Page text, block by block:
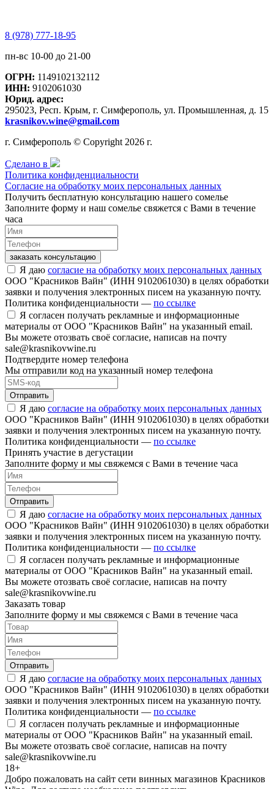
8 (978) 777-18-95
пн-вс 10-00 до 21-00
ОГРН: 1149102132112
ИНН: 9102061030
Юрид. адрес:
295023, Респ. Крым, г. Симферополь, ул. Промышленная, д. 15
krasnikov.wine@gmail.com
г. Симферополь © Copyright 2026 г.
Сделано в
Политика конфиденциальности
Согласие на обработку моих персональных данных
Получить бесплатную консультацию нашего сомелье
Заполните форму и наш сомелье свяжется с Вами в течение
часа
заказать консультацию
Я даю согласие на обработку моих персональных данных
ООО "Красников Вайн" (ИНН 9102061030) в целях обработки
заявки и получения электронных писем на указанную почту.
Политика конфиденциальности — по ссылке
Я согласен получать рекламные и информационные
материалы от ООО "Красников Вайн" на указанный email.
Вы можете отозвать своё согласие, написав на почту
sale@krasnikovwine.ru
Подтвердите номер телефона
Мы отправили код на указанный номер телефона
Отправить
Я даю согласие на обработку моих персональных данных
ООО "Красников Вайн" (ИНН 9102061030) в целях обработки
заявки и получения электронных писем на указанную почту.
Политика конфиденциальности — по ссылке
Принять участие в дегустации
Заполните форму и мы свяжемся с Вами в течение часа
Отправить
Я даю согласие на обработку моих персональных данных
ООО "Красников Вайн" (ИНН 9102061030) в целях обработки
заявки и получения электронных писем на указанную почту.
Политика конфиденциальности — по ссылке
Я согласен получать рекламные и информационные
материалы от ООО "Красников Вайн" на указанный email.
Вы можете отозвать своё согласие, написав на почту
sale@krasnikovwine.ru
Заказать товар
Заполните форму и мы свяжемся с Вами в течение часа
Отправить
Я даю согласие на обработку моих персональных данных
ООО "Красников Вайн" (ИНН 9102061030) в целях обработки
заявки и получения электронных писем на указанную почту.
Политика конфиденциальности — по ссылке
Я согласен получать рекламные и информационные
материалы от ООО "Красников Вайн" на указанный email.
Вы можете отозвать своё согласие, написав на почту
sale@krasnikovwine.ru
18+
Добро пожаловать на сайт сети винных магазинов Красников